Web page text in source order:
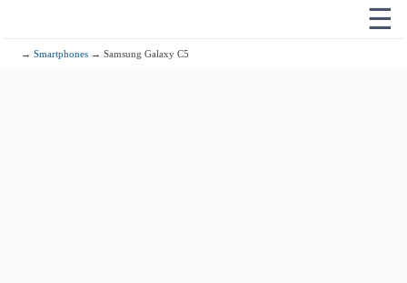
☰
→Smartphones → Samsung Galaxy C5